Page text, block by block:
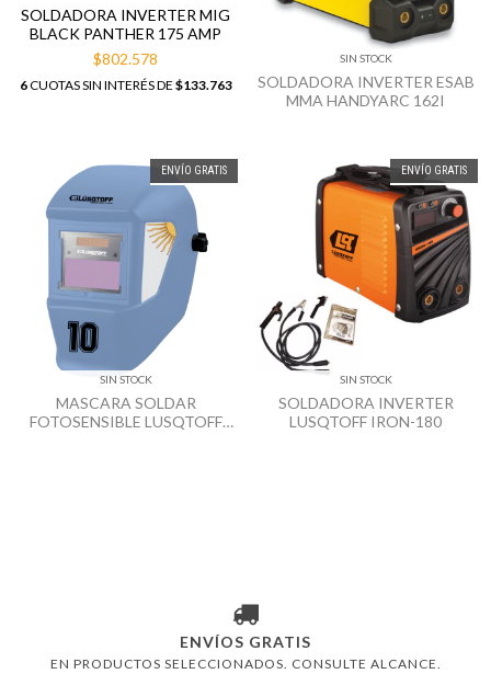
SOLDADORA INVERTER MIG
BLACK PANTHER 175 AMP
$802.578
6CUOTAS SIN INTERÉS DE $133.763
SIN STOCK
SOLDADORA INVERTER ESAB
MMA HANDYARC 162I
ENVÍO GRATIS
SIN STOCK
MASCARA SOLDAR
FOTOSENSIBLE LUSQTOFF
ENVÍO GRATIS
SIN STOCK
SOLDADORA INVERTER
LUSQTOFF IRON-180
ENVÍOS GRATIS
EN PRODUCTOS SELECCIONADOS. CONSULTE ALCANCE.